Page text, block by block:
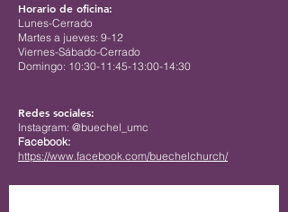
Horario de oficina:
Lunes-Cerrado
Martes a jueves: 9-12
Viernes-Sábado-Cerrado
Domingo: 10:30-11:45-13:00-14:30
Redes sociales:
Instagram: @buechel_umc
Facebook:
https://www.facebook.com/buechelchurch/